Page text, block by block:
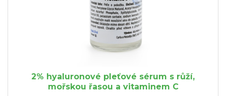
2% hyaluronové pleťové sérum s růží,
mořskou řasou a vitaminem C